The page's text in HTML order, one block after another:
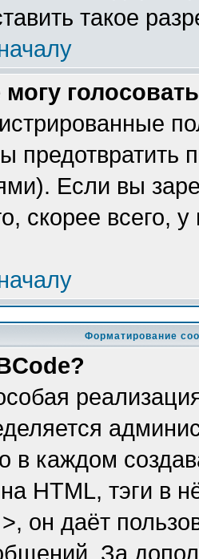
такое
предотвратить
Если вы
скорее всего,
Форматирование
в каждом
HTML, тэги в
он даёт
За